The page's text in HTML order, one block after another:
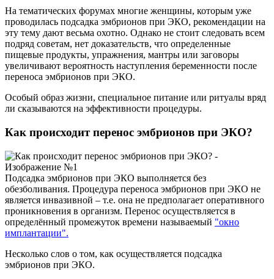
На тематических форумах многие женщины, которым уже
проводилась подсадка эмбрионов при ЭКО, рекомендации на
эту тему дают весьма охотно. Однако не стоит следовать всем
подряд советам, нет доказательств, что определенные
пищевые продукты, упражнения, мантры или заговоры
увеличивают вероятность наступления беременности после
переноса эмбрионов при ЭКО.
Особый образ жизни, специальное питание или ритуалы вряд
ли сказываются на эффективности процедуры.
Как происходит перенос эмбрионов при ЭКО?
Подсадка эмбрионов при ЭКО выполняется без
обезболивания. Процедура переноса эмбрионов при ЭКО не
является инвазивной – т.е. она не предполагает оперативного
проникновения в организм. Перенос осуществляется в
определённый промежуток времени называемый "окно
имплантации".
Несколько слов о том, как осуществляется подсадка
эмбрионов при ЭКО.